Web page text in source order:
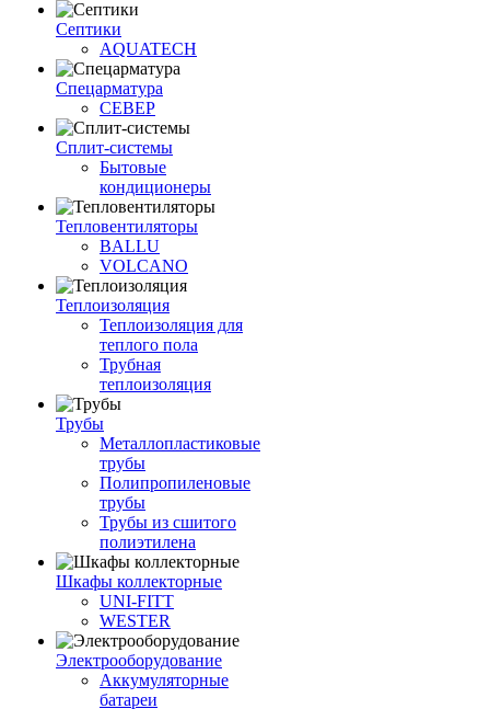
Септики
AQUATECH
Спецарматура
СЕВЕР
Сплит-системы
Бытовые
кондиционеры
Тепловентиляторы
BALLU
VOLCANO
Теплоизоляция
Теплоизоляция для
теплого пола
Трубная
теплоизоляция
Трубы
Металлопластиковые
трубы
Полипропиленовые
трубы
Трубы из сшитого
полиэтилена
Шкафы коллекторные
UNI-FITT
WESTER
Электрооборудование
Аккумуляторные
батареи